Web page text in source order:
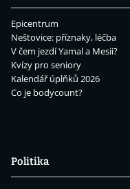
Epicentrum
Neštovice: příznaky, léčba
V čem jezdí Yamal a Mesii?
Kvízy pro seniory
Kalendář úplňků 2026
Co je bodycount?
Politika